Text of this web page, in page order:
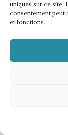
uniques sur ce site.
consentement peut
et fonctions.